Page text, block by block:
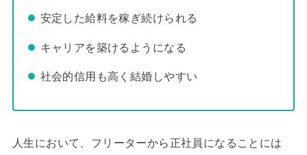
安定した給料を稼ぎ続けられる
キャリアを築けるようになる
社会的信用も高く結婚しやすい
人生において、フリーターから正社員になることには